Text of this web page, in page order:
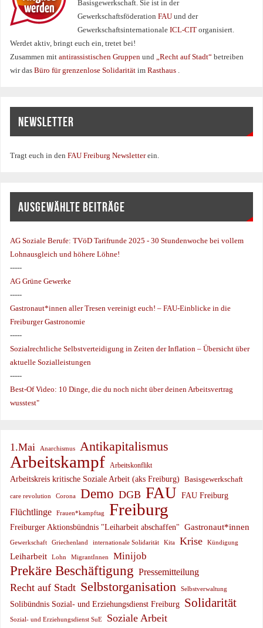
Basisgewerkschaft. Sie ist in der
GewerkschaftsföderationFAUund der
Gewerkschaftsinternationale ICL-CITorganisiert.
Werdet aktiv, bringt euch ein, tretet bei!
Zusammen mitantirassistischen Gruppenund „Recht auf Stadt“betreiben
wir dasBüro für grenzenlose SolidaritätimRasthaus
NEWSLETTER
Tragt euch in denFAU Freiburg Newsletterein.
AUSGEWÄHLTE BEITRÄGE
AG Soziale Berufe:TVöD Tarifrunde 2025 - 30 Stundenwoche bei vollem
Lohnausgleich und höhere Löhne!
-----
AG Grüne Gewerke
-----
Gastronaut*innen aller Tresen vereinigt euch! – FAU-Einblicke in die
Freiburger Gastronomie
-----
Sozialrechtliche Selbstverteidigung in Zeiten der Inflation – Übersicht über
aktuelle Sozialleistungen
-----
Best-Of Video: 10 Dinge, die du noch nicht über deinen Arbeitsvertrag
wusstest"
1.Mai Anarchismus Antikapitalismus
Arbeitskampf Arbeitskonflikt
Arbeitskreis kritische Soziale Arbeit (aks Freiburg) Basisgewerkschaft
care revolution Corona Demo DGB FAU FAU Freiburg
Flüchtlinge Frauen*kampftag Freiburg
Freiburger Aktionsbündnis "Leiharbeit abschaffen" Gastronaut*innen
Gewerkschaft Griechenland internationale Solidarität Kita Krise Kündigung
Leiharbeit Lohn MigrantInnen Minijob
Prekäre Beschäftigung Pressemitteilung
Recht auf Stadt Selbstorganisation Selbstverwaltung
Solibündnis Sozial- und Erziehungsdienst Freiburg Solidarität
Sozial- und Erziehungsdienst SuE Soziale Arbeit